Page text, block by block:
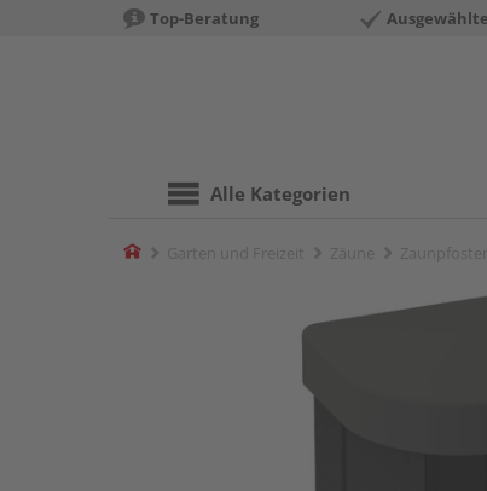
Top-Beratung
Alle Kategorien
Home